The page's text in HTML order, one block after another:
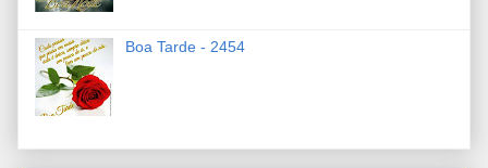
Boa Tarde - 2454